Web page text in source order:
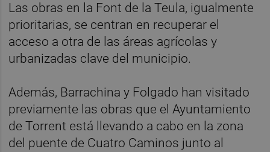
Las obras en la Font de la Teula, igualmente
prioritarias, se centran en recuperar el
acceso a otra de las áreas agrícolas y
urbanizadas clave del municipio.
Además, Barrachina y Folgado han visitado
previamente las obras que el Ayuntamiento
de Torrent está llevando a cabo en la zona
del puente de Cuatro Caminos junto al